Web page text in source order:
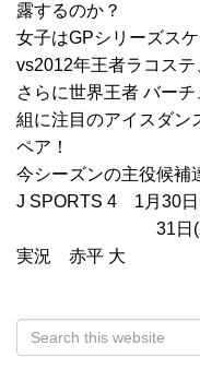
露するのか？
女子はGPシリーズス
vs2012年王者ラコステ
さらに世界王者 バー
組に注目のアイスダン
ペア！
今シーズンの主役候補
J SPORTS 4 1月30
31日(木)
実況 赤平 大